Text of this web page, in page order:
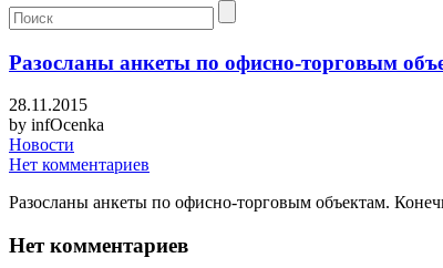
Разосланы анкеты по офисно-торговым
28.11.2015
by infOcenka
Новости
Нет комментариев
Разосланы анкеты по офисно-торговым объектам.
Нет комментариев